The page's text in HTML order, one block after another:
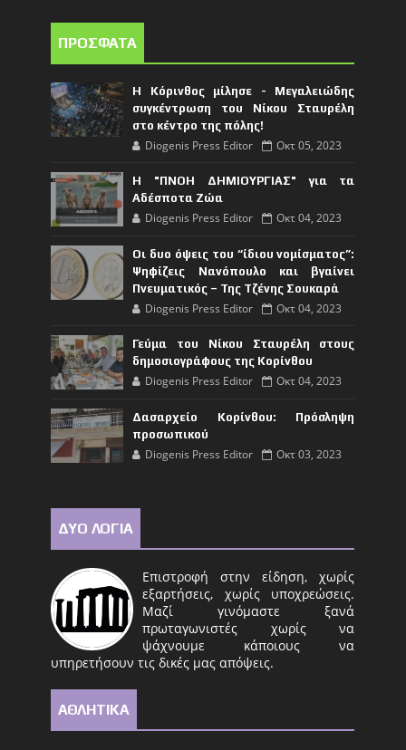
ΠΡΟΣΦΑΤΑ
Η Κόρινθος μίλησε - Μεγαλειώδης
συγκέντρωση του Νίκου Σταυρέλη
στο κέντρο της πόλης!
Diogenis Press Editor Οκτ 05, 2023
Η "ΠΝΟΗ ΔΗΜΙΟΥΡΓΙΑΣ" για τα
Αδέσποτα Ζώα
Diogenis Press Editor Οκτ 04, 2023
Οι δυο όψεις του “ίδιου νομίσματος”:
Ψηφίζεις Νανόπουλο και βγαίνει
Πνευματικός – Της Τζένης Σουκαρά
Diogenis Press Editor Οκτ 04, 2023
Γεύμα του Νίκου Σταυρέλη στους
δημοσιογράφους της Κορίνθου
Diogenis Press Editor Οκτ 04, 2023
Δασαρχείο Κορίνθου: Πρόσληψη
προσωπικού
Diogenis Press Editor Οκτ 03, 2023
ΔΥΟ ΛΟΓΙΑ
Επιστροφή στην είδηση, χωρίς
εξαρτήσεις, χωρίς υποχρεώσεις.
Μαζί γινόμαστε ξανά
πρωταγωνιστές χωρίς να
ψάχνουμε κάποιους να
υπηρετήσουν τις δικές μας απόψεις.
ΑΘΛΗΤΙΚΑ